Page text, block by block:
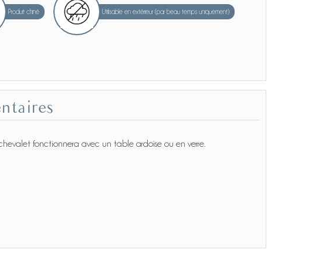
Produit chiné Utilisable en extérieur (par beau temps uniquement)
fonctionnera avec un table ardoise ou en verre.